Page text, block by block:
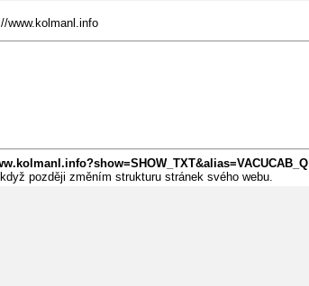
www.kolmanl.info
později změním strukturu stránek svého webu.